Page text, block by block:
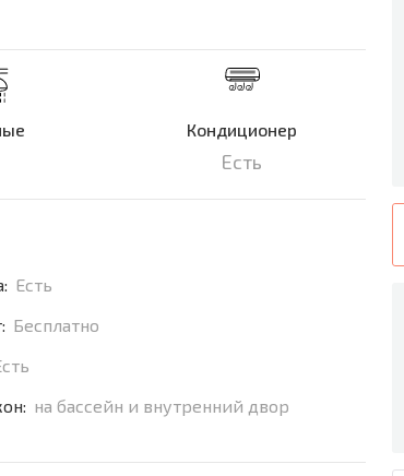
Кондиционер
Есть
Есть
Бесплатно
на бассейн и внутренний двор